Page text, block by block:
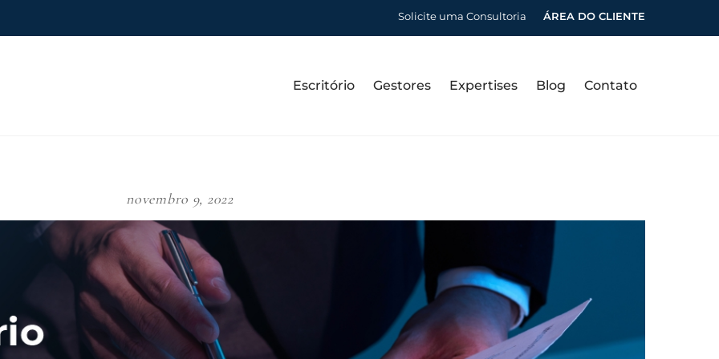
Solicite uma Consultoria ÁREA DO CLIENTE
Escritório Gestores Expertises Blog Contato
novembro 9, 2022